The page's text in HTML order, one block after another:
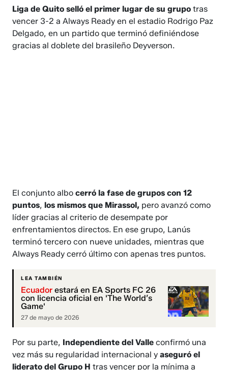
Liga de Quito selló el primer lugar de su grupotras
vencer 3-2 a Always Ready en el estadio Rodrigo Paz
Delgado, en un partido que terminó definiéndose
gracias al doblete del brasileño Deyverson.
El conjunto albocerró la fase de grupos con 12
puntos, los mismos que Mirassol, pero avanzó como
líder gracias al criterio de desempate por
enfrentamientos directos. En ese grupo, Lanús
terminó tercero con nueve unidades, mientras que
Always Ready cerró último con apenas tres puntos.
LEA TAMBIÉN
Ecuador estará en EA Sports FC 26
con licencia oficial en 'The World’s
Game'
27 de mayo de 2026
Por su parte, Independiente del Valleconfirmó una
vez más su regularidad internacional yaseguró el
liderato del Grupo Htras vencer por la mínima a